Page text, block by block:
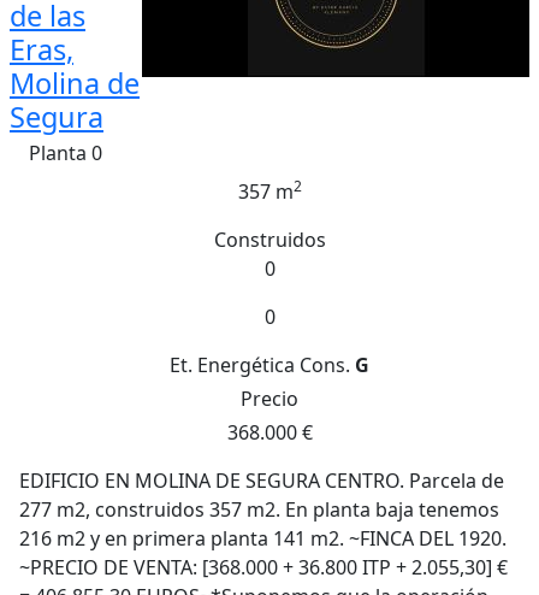
de las
Eras,
Molina de
Segura
Planta 0
357 m2
Construidos
0
0
Et. Energética Cons. G
Precio
368.000 €
EDIFICIO EN MOLINA DE SEGURA CENTRO. Parcela de
277 m2, construidos 357 m2. En planta baja tenemos
216 m2 y en primera planta 141 m2. ~FINCA DEL 1920.
~PRECIO DE VENTA: [368.000 + 36.800 ITP + 2.055,30] €